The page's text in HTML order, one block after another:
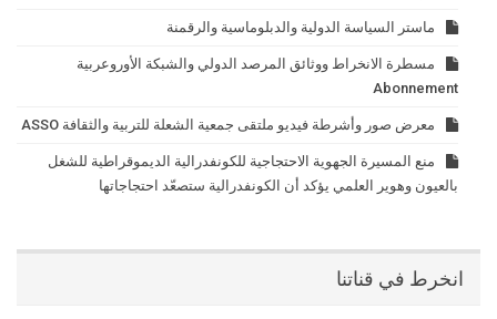
ماستر السياسة الدولية والدبلوماسية والرقمنة
مسطرة الانخراط ووثائق المرصد الدولي والشبكة الأوروعربية
Abonnement
معرض صور وأشرطة فيديو ملتقى جمعية الشعلة للتربية والثقافة ASSO
منع المسيرة الجهوية الاحتجاجية للكونفدرالية الديموقراطية للشغل
بالعيون وهوير العلمي يؤكد أن الكونفدرالية ستصعّد احتجاجاتها
انخرط في قناتنا